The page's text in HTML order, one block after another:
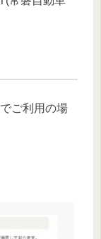
ご利用の場